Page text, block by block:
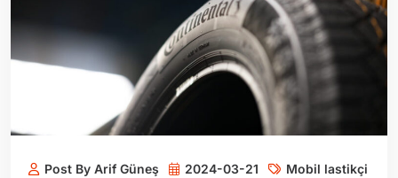
Post By Arif Güneş 2024-03-21 Mobil lastikçi